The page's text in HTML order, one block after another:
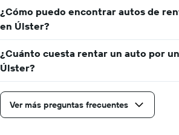
¿Cómo puedo encontrar autos de
en Úlster?
¿Cuánto cuesta rentar un auto por
Úlster?
Ver más preguntas frecuentes